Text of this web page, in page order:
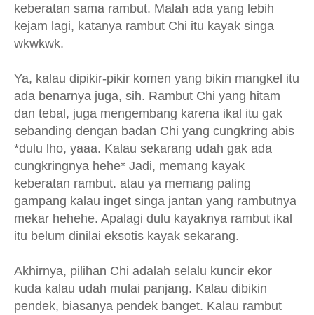
keberatan sama rambut. Malah ada yang lebih
kejam lagi, katanya rambut Chi itu kayak singa
wkwkwk.
Ya, kalau dipikir-pikir komen yang bikin mangkel itu
ada benarnya juga, sih. Rambut Chi yang hitam
dan tebal, juga mengembang karena ikal itu gak
sebanding dengan badan Chi yang cungkring abis
*dulu lho, yaaa. Kalau sekarang udah gak ada
cungkringnya hehe* Jadi, memang kayak
keberatan rambut. atau ya memang paling
gampang kalau inget singa jantan yang rambutnya
mekar hehehe. Apalagi dulu kayaknya rambut ikal
itu belum dinilai eksotis kayak sekarang.
Akhirnya, pilihan Chi adalah selalu kuncir ekor
kuda kalau udah mulai panjang. Kalau dibikin
pendek, biasanya pendek banget. Kalau rambut